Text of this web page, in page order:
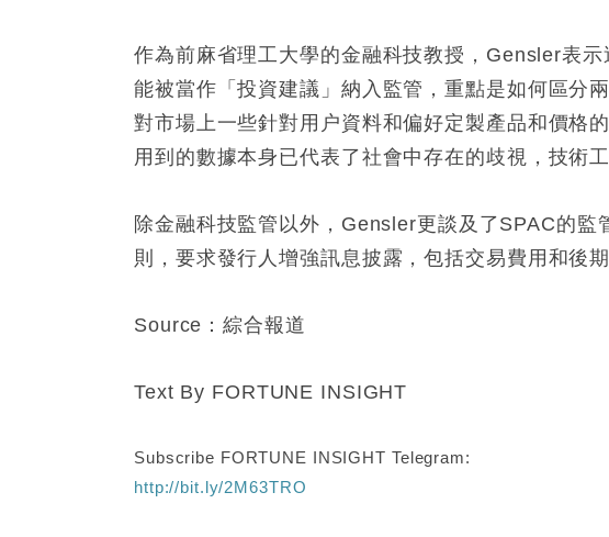
作為前麻省理工大學的金融科技教授，Gensler表
能被當作「投資建議」納入監管，重點是如何區分
對市場上一些針對用户資料和偏好定製產品和價格
用到的數據本身已代表了社會中存在的歧視，技術
除金融科技監管以外，Gensler更談及了SPAC的監
則，要求發行人增強訊息披露，包括交易費用和後
Source：綜合報道
Text By FORTUNE INSIGHT
Subscribe FORTUNE INSIGHT Telegram:
http://bit.ly/2M63TRO